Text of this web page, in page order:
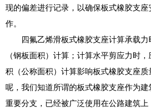
现的偏差进行记录，以确保板式橡胶支座
作。
四氟乙烯滑板式橡胶支座计算承载
（钢板面积）计算；计算水平剪应力时
积（公称面积）计算影响板式橡胶支座
呢，我们知道所谓的板式橡胶支座作为
重要分支，已经被广泛使用在公路建筑